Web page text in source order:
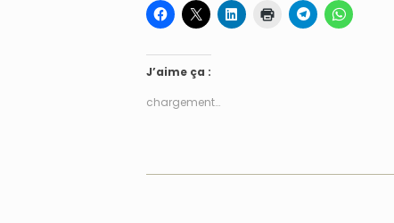
J’aime ça :
chargement…